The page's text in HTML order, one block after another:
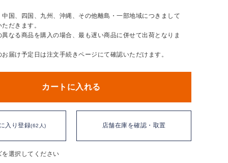
国、四国、九州、沖縄、その他離島・一部地域につきまして
だきます。
なる商品を購入の場合、最も遅い商品に併せて出荷となりま
届け予定日は注文手続きページにて確認いただけます。
カートに入れる
入り登録(62人) 店舗在庫を確認・取置
選択してください